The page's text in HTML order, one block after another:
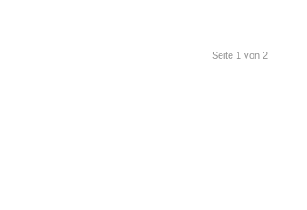
Seite 1 von 2